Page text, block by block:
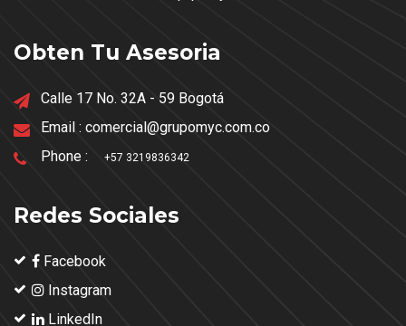
Obten Tu Asesoria
Calle 17 No. 32A - 59 Bogotá
Email : comercial@grupomyc.com.co
Phone :
+57 3219836342
Redes Sociales
Facebook
Instagram
LinkedIn